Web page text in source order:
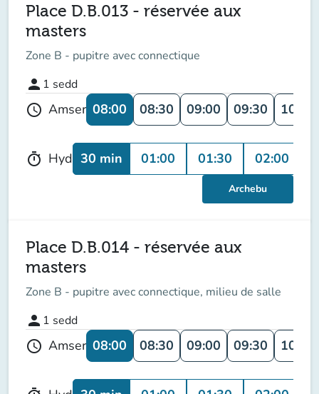
Place D.B.013 - réservée aux
masters
Zone B - pupitre avec connectique
person 1 sedd
schedule Amser 08:00 08:30 09:00 09:30 10:00
timer Hyd 30 min 01:00 01:30 02:00
Archebu
Place D.B.014 - réservée aux
masters
Zone B - pupitre avec connectique, milieu de salle
person 1 sedd
schedule Amser 08:00 08:30 09:00 09:30 10:00